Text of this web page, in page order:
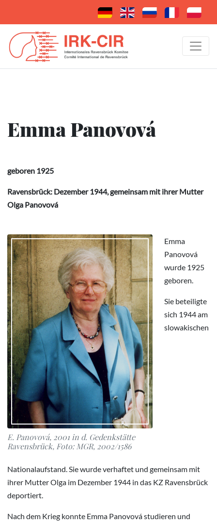
Emma Panovová
geboren 1925
Ravensbrück: Dezember 1944, gemeinsam mit ihrer Mutter
Olga Panovová
E. Panovová, 2001 in d. Gedenkstätte
Ravensbrück, Foto: MGR, 2002/1586
Emma
Panovová
wurde 1925
geboren.
Sie beteiligte
sich 1944 am
slowakischen
Nationalaufstand. Sie wurde verhaftet und gemeinsam mit
ihrer Mutter Olga im Dezember 1944 in das KZ Ravensbrück
deportiert.
Nach dem Krieg konnte Emma Panovová studieren und